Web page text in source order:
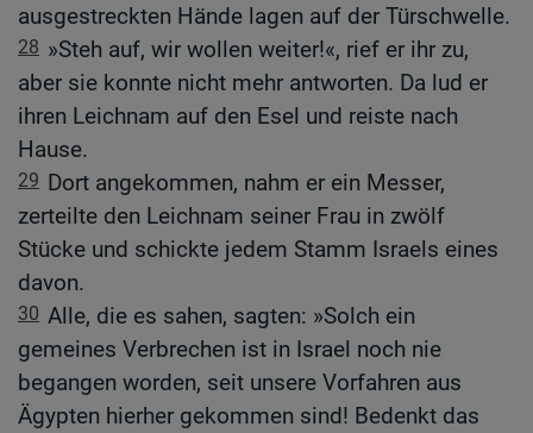
ausgestreckten Hände lagen auf der Türschwelle.
28 »Steh auf, wir wollen weiter!«, rief er ihr zu,
aber sie konnte nicht mehr antworten. Da lud er
ihren Leichnam auf den Esel und reiste nach
Hause.
29 Dort angekommen, nahm er ein Messer,
zerteilte den Leichnam seiner Frau in zwölf
Stücke und schickte jedem Stamm Israels eines
davon.
30 Alle, die es sahen, sagten: »Solch ein
gemeines Verbrechen ist in Israel noch nie
begangen worden, seit unsere Vorfahren aus
Ägypten hierher gekommen sind! Bedenkt das